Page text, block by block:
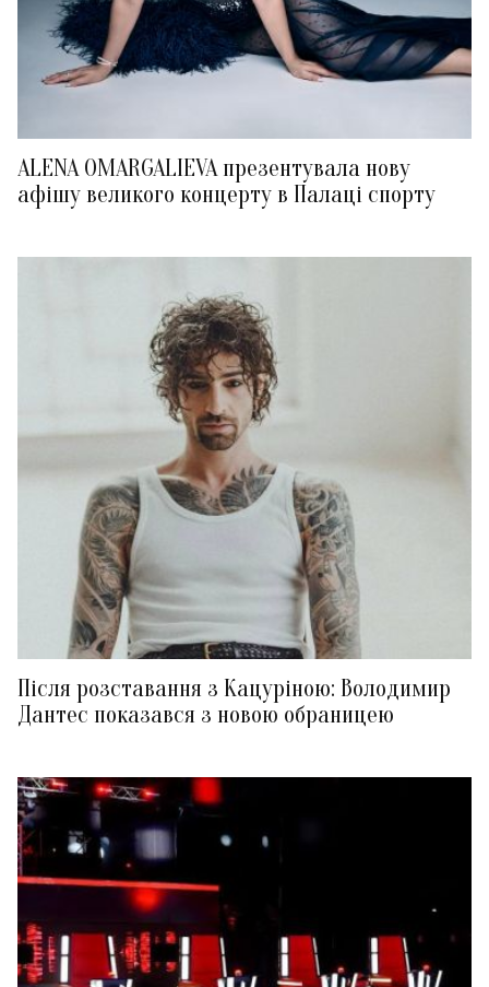
ALENA OMARGALIEVA презентувала нову
афішу великого концерту в Палаці спорту
Після розставання з Кацуріною: Володимир
Дантес показався з новою обраницею